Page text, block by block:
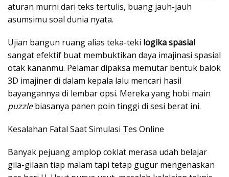
aturan murni dari teks tertulis, buang jauh-jauh
asumsimu soal dunia nyata.
Ujian bangun ruang alias teka-teki logika spasial
sangat efektif buat membuktikan daya imajinasi spasial
otak kananmu. Pelamar dipaksa memutar bentuk balok
3D imajiner di dalam kepala lalu mencari hasil
bayangannya di lembar opsi. Mereka yang hobi main
puzzlebiasanya panen poin tinggi di sesi berat ini.
Kesalahan Fatal Saat Simulasi Tes Online
Banyak pejuang amplop coklat merasa udah belajar
gila-gilaan tiap malam tapi tetap gugur mengenaskan